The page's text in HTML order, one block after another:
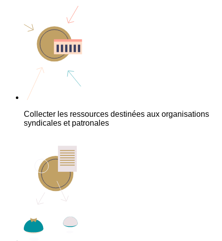
Collecter les ressources destinées aux organisations
syndicales et patronales